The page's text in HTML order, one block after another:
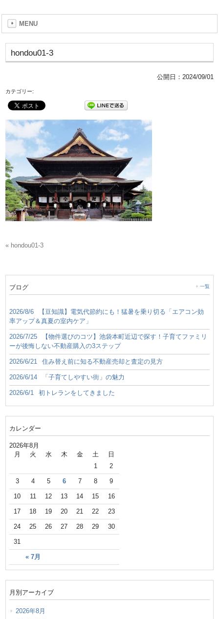
MENU
hondou01-3
公開日： 2024/09/01
カテゴリー:
« hondou01-3
ブログ 一覧
2026/8/6
【豆知識】電気代節約にも！猛暑を乗り切る「エアコン効
率アップ＆真夏の室内ケア」
2026/7/25
【物件選びのコツ】池袋本町近辺で探す！子育てファミリ
ーが後悔しない不動産購入の3ステップ
2026/6/21 住み替え前に知る不動産売却と査定の見方
2026/6/14 「子育てしやすい街」の魅力
2026/6/1 初トレランをしてきました
カレンダー
2026年8月
月 火 水 木 金 土 日
« 7月
1 2
3 4 5 6 7 8 9
10 11 12 13 14 15 16
17 18 19 20 21 22 23
24 25 26 27 28 29 30
31
月別アーカイブ
2026年8月